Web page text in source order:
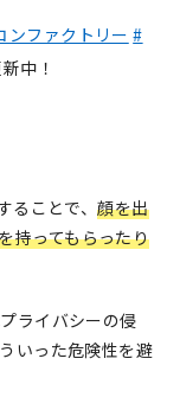
ンファクトリー #
中！
ることで、顔を出
持ってもらったり
ライバシーの侵
いった危険性を避